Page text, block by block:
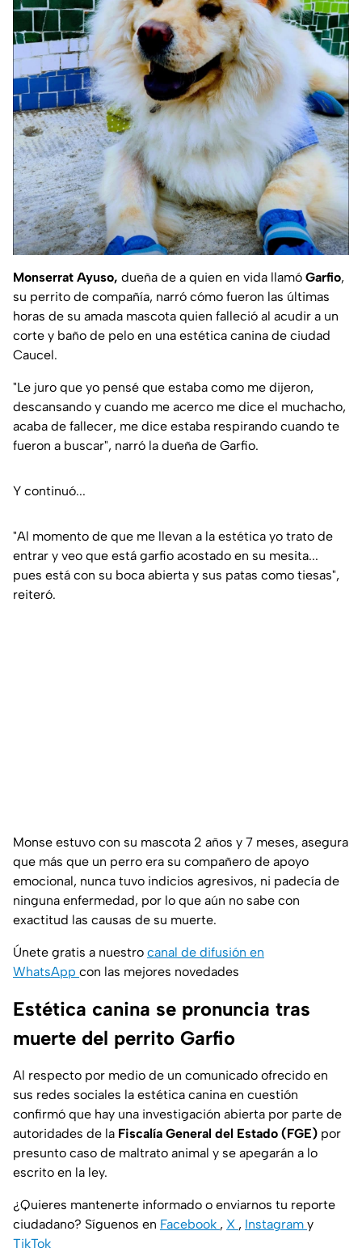
Monserrat Ayuso, dueña de a quien en vida llamó Garfio,
su perrito de compañía, narró cómo fueron las últimas
horas de su amada mascota quien falleció al acudir a un
corte y baño de pelo en una estética canina de ciudad
Caucel.
"Le juro que yo pensé que estaba como me dijeron,
descansando y cuando me acerco me dice el muchacho,
acaba de fallecer, me dice estaba respirando cuando te
fueron a buscar", narró la dueña de Garfio.
Y continuó...
"Al momento de que me llevan a la estética yo trato de
entrar y veo que está garfio acostado en su mesita...
pues está con su boca abierta y sus patas como tiesas",
reiteró.
Monse estuvo con su mascota 2 años y 7 meses, asegura
que más que un perro era su compañero de apoyo
emocional, nunca tuvo indicios agresivos, ni padecía de
ninguna enfermedad, por lo que aún no sabe con
exactitud las causas de su muerte.
Únete gratis a nuestro canal de difusión en
WhatsApp con las mejores novedades
Estética canina se pronuncia tras
muerte del perrito Garfio
Al respecto por medio de un comunicado ofrecido en
sus redes sociales la estética canina en cuestión
confirmó que hay una investigación abierta por parte de
autoridades de la Fiscalía General del Estado (FGE) por
presunto caso de maltrato animal y se apegarán a lo
escrito en la ley.
¿Quieres mantenerte informado o enviarnos tu reporte
ciudadano? Síguenos en Facebook , X , Instagram y
TikTok